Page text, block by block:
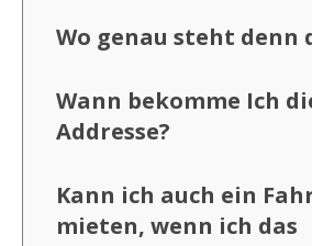
Wo genau steht denn
Wann bekomme Ich
Addresse?
Kann ich auch ein
mieten, wenn ich das